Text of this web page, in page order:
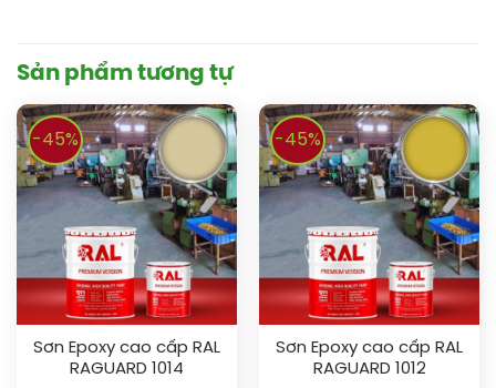
Sản phẩm tương tự
-45%
Sơn Epoxy cao cấp RAL
RAGUARD 1014
-45%
Sơn Epoxy cao cấp RAL
RAGUARD 1012